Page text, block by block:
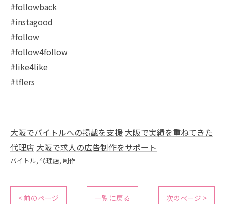
#followback
#instagood
#follow
#follow4follow
#like4like
#tflers
大阪でバイトルへの掲載を支援 大阪で実績を重ねてきた
代理店 大阪で求人の広告制作をサポート
バイトル 代理店 制作
< 前のページ 一覧に戻る 次のページ >